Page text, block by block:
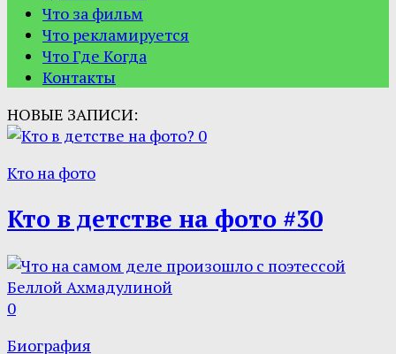
Что за фильм
Что рекламируется
Что Где Когда
Контакты
НОВЫЕ ЗАПИСИ:
0
Кто на фото
Кто в детстве на фото #30
0
Биография